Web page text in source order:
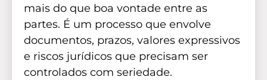
mais do que boa vontade entre as
partes. É um processo que envolve
documentos, prazos, valores expressivos
e riscos jurídicos que precisam ser
controlados com seriedade.